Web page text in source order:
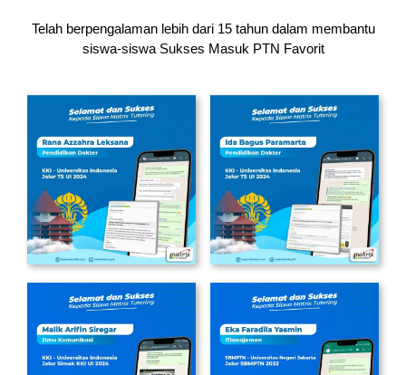
Telah berpengalaman lebih dari 15 tahun dalam membantu
siswa-siswa Sukses Masuk PTN Favorit